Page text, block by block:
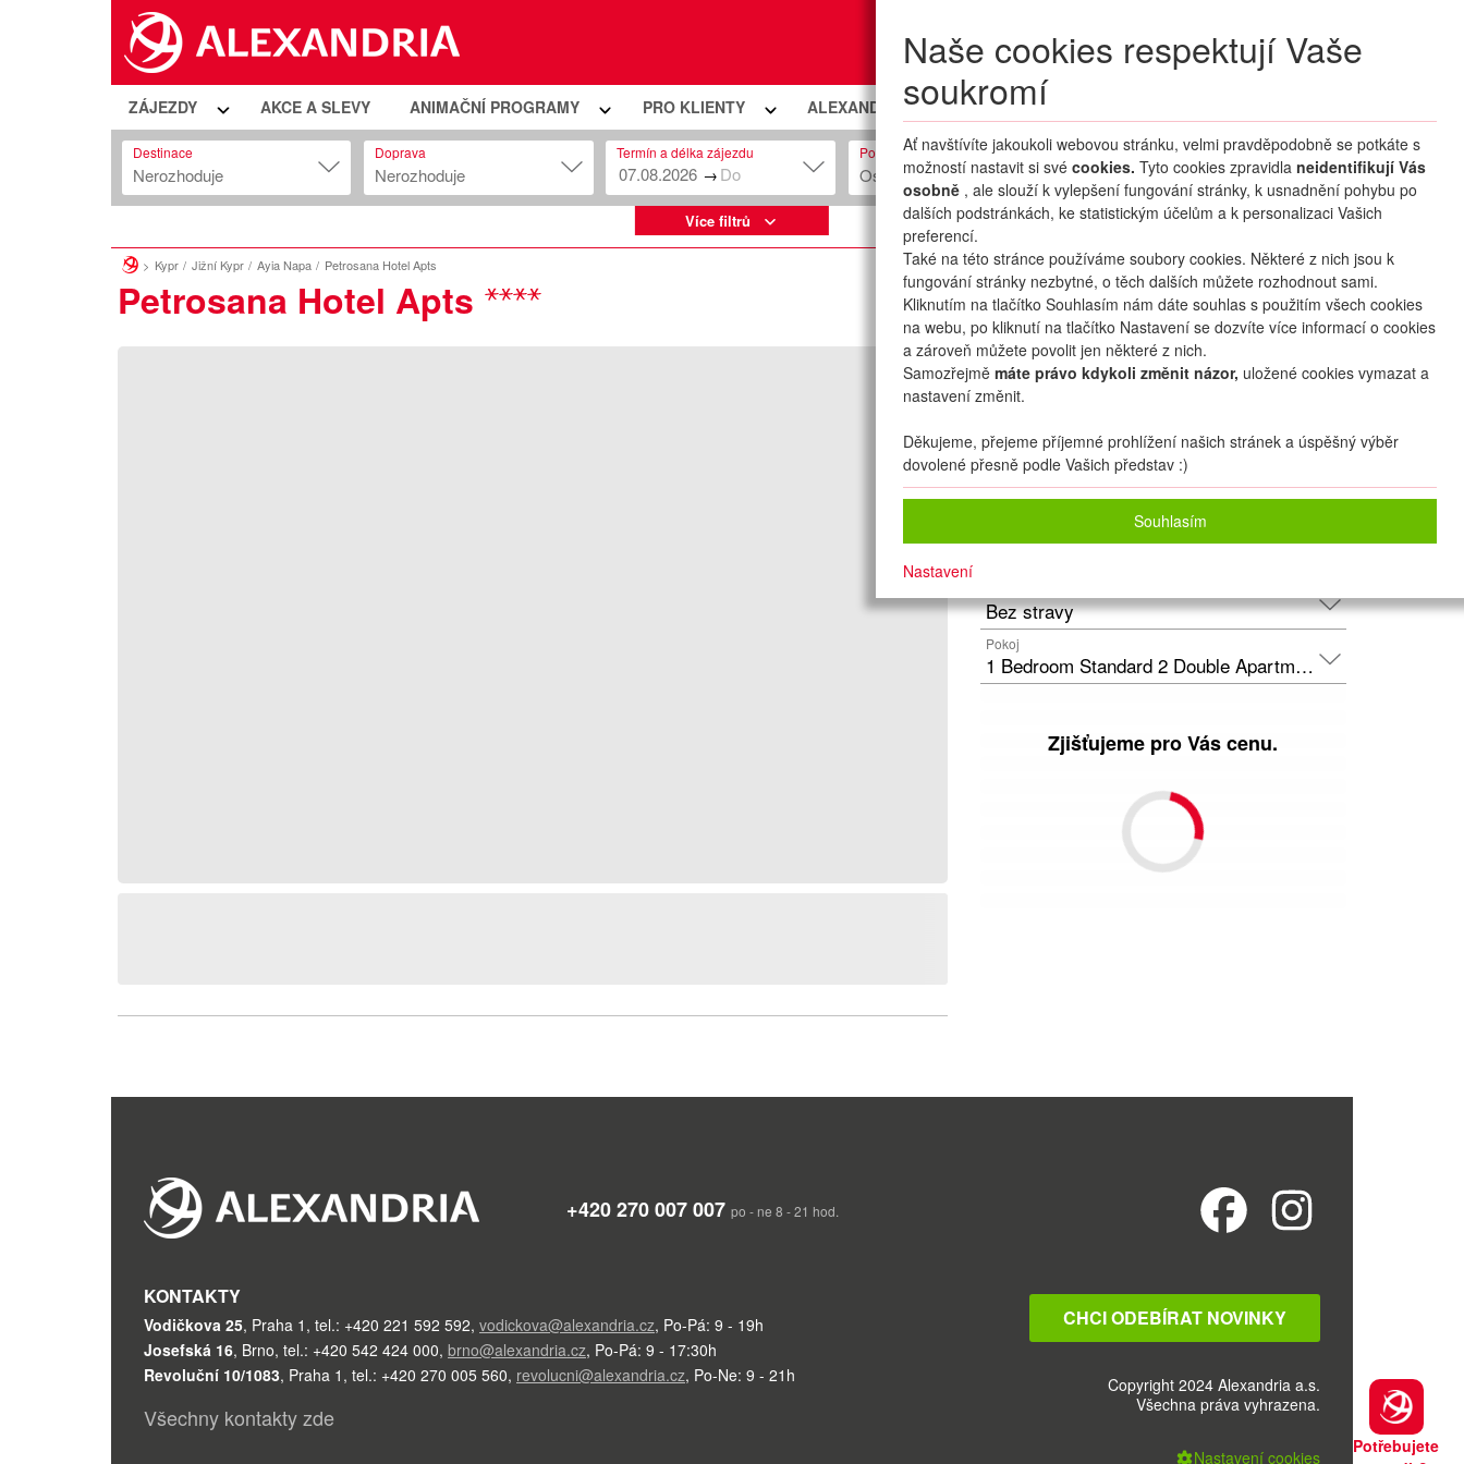
Potřebujete
MojePřihlášení
Naše cookies respektují Vaše
soukromí
Ať navštívíte jakoukoli webovou stránku, velmi pravděpodobně se potkáte s
možností nastavit si své cookies. Tyto cookies zpravidla neidentifikují Vás
osobně , ale slouží k vylepšení fungování stránky, k usnadnění pohybu po
dalších podstránkách, ke statistickým účelům a k personalizaci Vašich
preferencí.
Také na této stránce používáme soubory cookies. Některé z nich jsou k
fungování stránky nezbytné, o těch dalších můžete rozhodnout sami.
Kliknutím na tlačítko Souhlasím nám dáte souhlas s použitím všech cookies
na webu, po kliknutí na tlačítko Nastavení se dozvíte více informací o cookies
a zároveň můžete povolit jen některé z nich.
Samozřejmě máte právo kdykoli změnit názor, uložené cookies vymazat a
nastavení změnit.
Děkujeme, přejeme příjemné prohlížení našich stránek a úspěšný výběr
dovolené přesně podle Vašich představ :)
Souhlasím
Nastavení
ZÁJEZDY AKCE A SLEVY ANIMAČNÍ PROGRAMY PRO KLIENTY ALEXANDRIA PREMIUM CLUB
Destinace
Nerozhoduje
Doprava
Nerozhoduje
Termín a délka zájezdu
→
Počet osob
Osob: 2 + 0 HLEDAT ZÁJEZDY
Více filtrů
Kypr Jižní Kypr Ayia Napa Petrosana Hotel Apts
Petrosana Hotel Apts
oblíbené sdílet
03.10. – 08.10.2026 (6 dní/5 nocí)
Doprava
Letecky - Praha Detail letu
Bez stravy
Pokoj
1 Bedroom Standard 2 Double Apartment with Extra Bed
Zjišťujeme pro Vás cenu.
+420 270 007 007 po - ne 8 - 21 hod.
KONTAKTY
Vodičkova 25, Praha 1 , tel.: +420 221 592 592, vodickova@alexandria.cz, Po-Pá: 9 - 19h
Josefská 16, Brno, tel.: +420 542 424 000, brno@alexandria.cz, Po-Pá: 9 - 17:30h
Revoluční 10/1083, Praha 1 , tel.: +420 270 005 560, revolucni@alexandria.cz, Po-Ne: 9 - 21h
Všechny kontakty zde
CHCI ODEBÍRAT NOVINKY
Copyright 2024 Alexandria a.s.
Všechna práva vyhrazena.
Nastavení cookies